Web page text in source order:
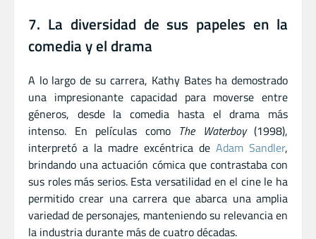
7. La diversidad de sus papeles en la
comedia y el drama
A lo largo de su carrera, Kathy Bates ha demostrado
una impresionante capacidad para moverse entre
géneros, desde la comedia hasta el drama más
intenso. En películas como The Waterboy(1998),
interpretó a la madre excéntrica de Adam Sandler,
brindando una actuación cómica que contrastaba con
sus roles más serios. Esta versatilidad en el cine le ha
permitido crear una carrera que abarca una amplia
variedad de personajes, manteniendo su relevancia en
la industria durante más de cuatro décadas.